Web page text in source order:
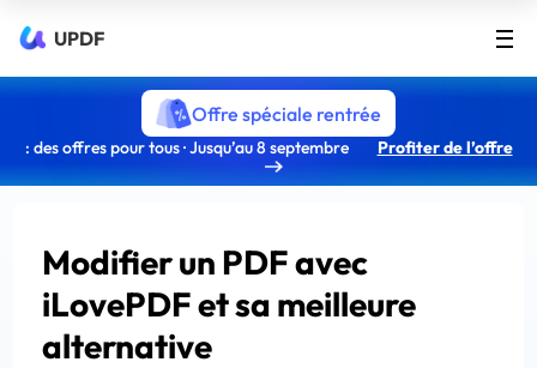
UPDF
Offre spéciale rentrée
: des offres pour tous · Jusqu’au 8 septembre Profiter de l’offre
Modifier un PDF avec
iLovePDF et sa meilleure
alternative